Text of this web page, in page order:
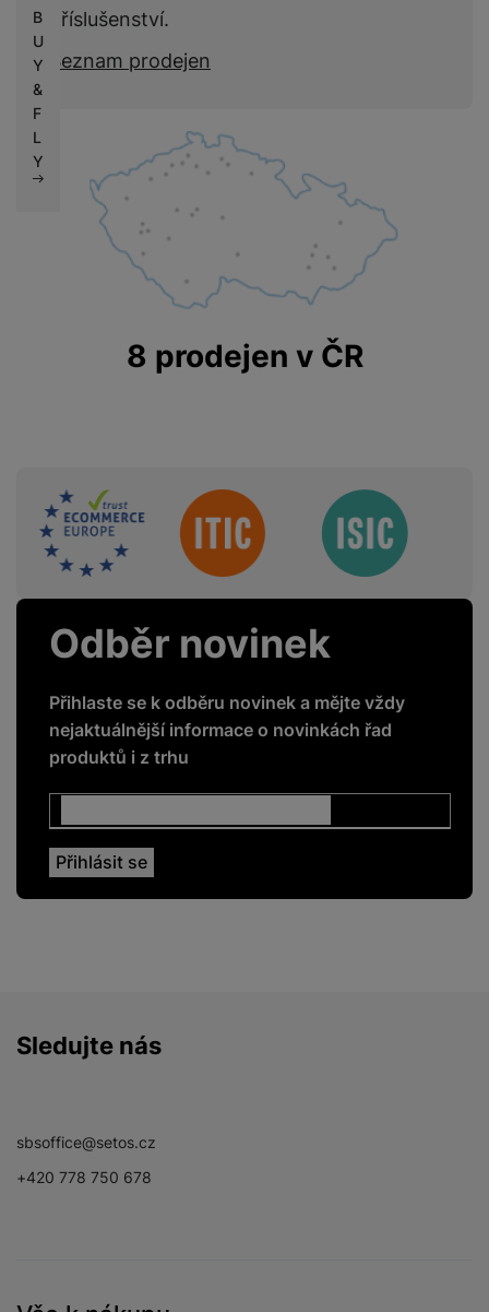
B
U
Y
&
F
L
Y
příslušenství.
Seznam prodejen
8 prodejen v ČR
Sdružení
Odběr novinek
Přihlaste se k odběru novinek a mějte vždy
nejaktuálnější informace o novinkách řad
produktů i z trhu
Sledujte nás
sbsoffice@setos.cz
+420 778 750 678